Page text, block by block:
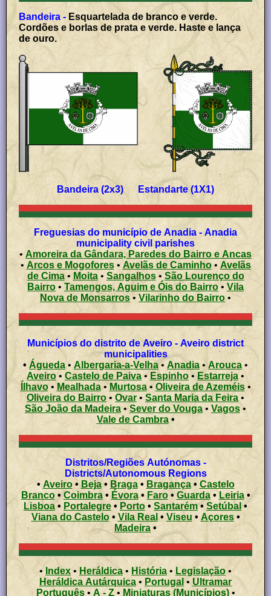
Bandeira - Esquartelada de branco e verde.
Cordões e borlas de prata e verde. Haste e lança
de ouro.
Bandeira (2x3) Estandarte (1X1)
Freguesias do município de Anadia - Anadia
municipality civil parishes
•
Amoreira da Gândara, Paredes do Bairro e Ancas
•
Arcos e Mogofores• Avelãs de Caminho• Avelãs
de Cima• Moita• Sangalhos• São Lourenço do
Bairro • Tamengos, Aguim e Óis do Bairro • Vila
Nova de Monsarros • Vilarinho do Bairro •
Municípios do distrito de Aveiro - Aveiro district
municipalities
• Águeda •Albergaria-a-Velha • Anadia • Arouca•
Aveiro• Castelo de Paiva • Espinho •Estarreja•
Ílhavo• Mealhada•Murtosa• Oliveira de Azeméis•
Oliveira do Bairro • Ovar •Santa Maria da Feira•
São João da Madeira • Sever do Vouga • Vagos•
Vale de Cambra •
Distritos/Regiões Autónomas -
Districts/Autonomous Regions
• Aveiro• Beja• Braga• Bragança• Castelo
Branco• Coimbra•Évora• Faro• Guarda• Leiria•
Lisboa• Portalegre • Porto • Santarém• Setúbal •
Viana do Castelo• Vila Real • Viseu • Açores •
Madeira •
• Index • Heráldica • História • Legislação •
Heráldica Autárquica • Portugal • Ultramar
Português• A - Z• Miniaturas (Municípios)•